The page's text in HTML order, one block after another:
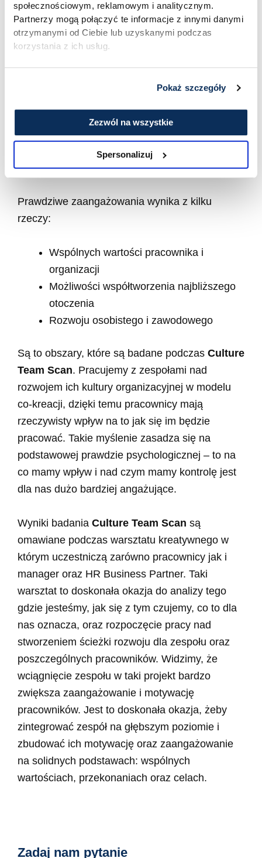
społecznościowym, reklamowym i analitycznym.
Partnerzy mogą połączyć te informacje z innymi danymi
otrzymanymi od Ciebie lub uzyskanymi podczas
korzystania z ich usług.
Pokaż szczegóły
Zezwól na wszystkie
Spersonalizuj
które skupiają się na analizie jednostki.
zespołu w oparciu o wartości?
zaangażowaniu
napisane zostało już wiele,
dlatego przedstawiam praktyczną technikę,
którą stosujemy jeżeli naszym wyzwaniem jest
zwiększenie zaangażowania zespołu.
Prawdziwe zaangażowania wynika z kilku
rzeczy:
Wspólnych wartości pracownika i
organizacji
Możliwości współtworzenia najbliższego
otoczenia
Rozwoju osobistego i zawodowego
Są to obszary, które są badane podczas Culture
Team Scan. Pracujemy z zespołami nad
rozwojem ich kultury organizacyjnej w modelu
co-kreacji, dzięki temu pracownicy mają
rzeczywisty wpływ na to jak się im będzie
pracować. Takie myślenie zasadza się na
podstawowej prawdzie psychologicznej – to na
co mamy wpływ i nad czym mamy kontrolę jest
dla nas dużo bardziej angażujące.
Wyniki badania Culture Team Scan są
omawiane podczas warsztatu kreatywnego w
którym uczestniczą zarówno pracownicy jak i
manager oraz HR Business Partner. Taki
warsztat to doskonała okazja do analizy tego
gdzie jesteśmy, jak się z tym czujemy, co to dla
nas oznacza, oraz rozpoczęcie pracy nad
stworzeniem ścieżki rozwoju dla zespołu oraz
poszczególnych pracowników. Widzimy, że
wciągnięcie zespołu w taki projekt bardzo
zwiększa zaangażowanie i motywację
pracowników. Jest to doskonała okazja, żeby
zintegrować zespół na głębszym poziomie i
zbudować ich motywację oraz zaangażowanie
na solidnych podstawach: wspólnych
wartościach, przekonaniach oraz celach.
Zadaj nam pytanie